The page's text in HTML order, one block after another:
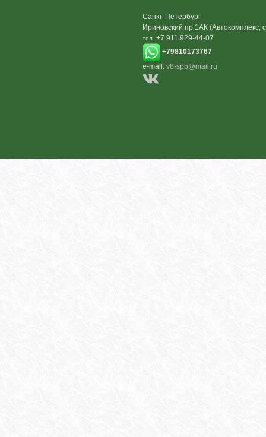
Санкт-Петербург
Ириновский пр 1АК (Автокомплекс,
тел. +7 911 929-44-07
+79810173767
e-mail: v8-spb@mail.ru